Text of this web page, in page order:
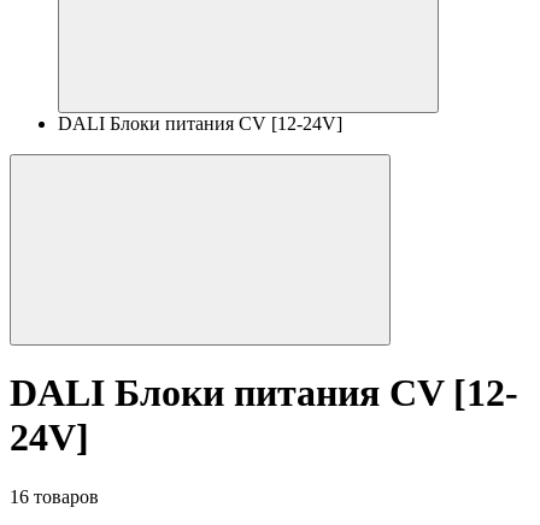
DALI Блоки питания CV [12-24V]
DALI Блоки питания CV [12-
24V]
16 товаров